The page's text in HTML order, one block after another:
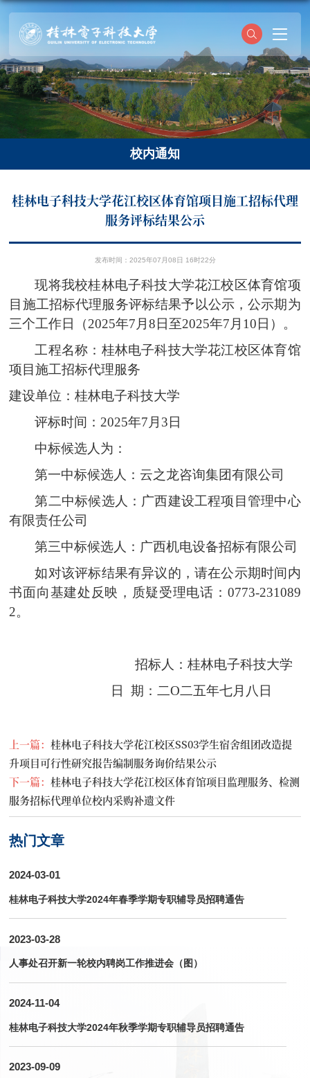
校内通知
上一篇：桂林电子科技大学花江校区SS03学生宿舍组团改造提
升项目可行性研究报告编制服务询价结果公示
下一篇：桂林电子科技大学花江校区体育馆项目监理服务、检测
服务招标代理单位校内采购补遗文件
热门文章
2024-03-01
桂林电子科技大学2024年春季学期专职辅导员招聘通告
2023-03-28
人事处召开新一轮校内聘岗工作推进会（图）
2024-11-04
桂林电子科技大学2024年秋季学期专职辅导员招聘通告
2023-09-09
桂林电子科技大学花江校区体育馆项目施工招标代理
服务评标结果公示
发布时间：2025年07月08日 16时22分
现将我校桂林电子科技大学花江校区体育馆项
目施工招标代理服务评标结果予以公示，公示期为
三个工作日（2025年7月8 日至2025年7月 10 日）。
工程名称： 桂林电子科技大学花江校区体育馆
项目施工招标代理服务
建设单位：桂林电子科技大学
评标时间：2025年7月 3 日
中标候选人为 ：
第一中标候选人 ： 云之龙咨询集团有限公司
第二中标候选人 ： 广西建设工程项目管理中心
有限责任公司
第三中标候选人 ： 广西机电设备招标有限公司
如对该评标结果有异议的，请在公示期时间内
书面向基建处反映 ，质疑受理电话： 0773-231089
2。
招标人：桂林电子科技大学
日期：二O二五年七月 八 日